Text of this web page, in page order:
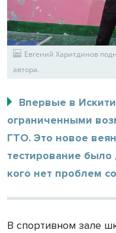
Евгений Харитдинов
автора.
Впервые в
ограниченными
ГТО. Это новое
тестирование было
кого нет проблем
В спортивном зале